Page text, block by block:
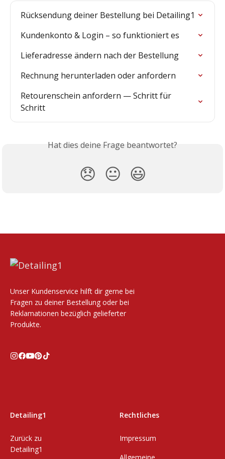
Rücksendung deiner Bestellung bei Detailing1
Kundenkonto & Login – so funktioniert es
Lieferadresse ändern nach der Bestellung
Rechnung herunterladen oder anfordern
Retourenschein anfordern — Schritt für
Schritt
Hat dies deine Frage beantwortet?
😞 😐 😃
Unser Kundenservice hilft dir gerne bei
Fragen zu deiner Bestellung oder bei
Reklamationen bezüglich gelieferter
Produkte.
Detailing1
Zurück zu
Detailing1
Rechtliches
Impressum